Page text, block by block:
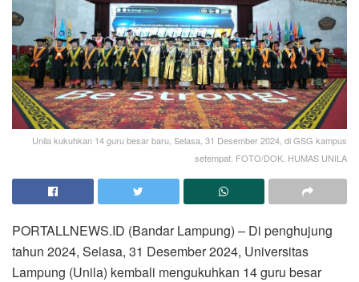
Unila kukuhkan 14 guru besar baru, Selasa, 31 Desember 2024, di GSG kampus
setempat. FOTO/DOK. HUMAS UNILA
PORTALLNEWS.ID (Bandar Lampung) – Di penghujung
tahun 2024, Selasa, 31 Desember 2024, Universitas
Lampung (Unila) kembali mengukuhkan 14 guru besar